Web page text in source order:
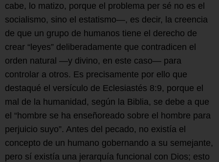
cabe, lo matizo, porque el problema per sé no es el
socialismo, sino el estatismo—, es decir, la creencia
de que un grupo de humanos tiene el derecho de
crear “leyes” deliberadamente que contradicen el
orden natural —y divino, en este caso— para
controlar a otros. Es precisamente por ello que
destaqué el versículo de Eclesiastés 8:9, porque el
mal de la humanidad, según la Biblia, se debe a que
el “hombre se ha enseñoreado sobre el hombre para
perjuicio suyo”. Antes del pecado, no existía el
concepto de un humano gobernando a su semejante,
pero sí existía una jerarquía funcional con Dios; esto